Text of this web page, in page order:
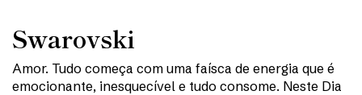
Swarovski
Amor. Tudo começa com uma faísca de energia que é
emocionante, inesquecível e tudo consome. Neste Dia